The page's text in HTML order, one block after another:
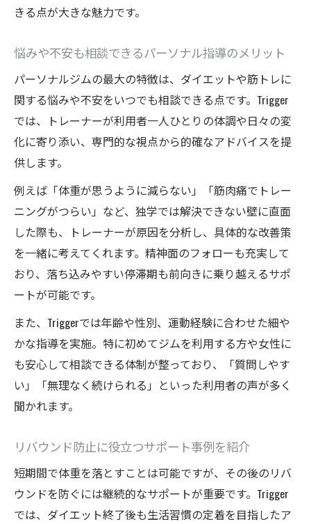
きる点が大きな魅力です。
悩みや不安も相談できるパーソナル指導のメリット
パーソナルジムの最大の特徴は、ダイエットや筋トレに
関する悩みや不安をいつでも相談できる点です。Trigger
では、トレーナーが利用者一人ひとりの体調や日々の変
化に寄り添い、専門的な視点から的確なアドバイスを提
供します。
例えば「体重が思うように減らない」「筋肉痛でトレー
ニングがつらい」など、独学では解決できない壁に直面
した際も、トレーナーが原因を分析し、具体的な改善策
を一緒に考えてくれます。精神面のフォローも充実して
おり、落ち込みやすい停滞期も前向きに乗り越えるサポ
ートが可能です。
また、Triggerでは年齢や性別、運動経験に合わせた細や
かな指導を実施。特に初めてジムを利用する方や女性に
も安心して相談できる体制が整っており、「質問しやす
い」「無理なく続けられる」といった利用者の声が多く
聞かれます。
リバウンド防止に役立つサポート事例を紹介
短期間で体重を落とすことは可能ですが、その後のリバ
ウンドを防ぐには継続的なサポートが重要です。Trigger
では、ダイエット終了後も生活習慣の定着を目指したア